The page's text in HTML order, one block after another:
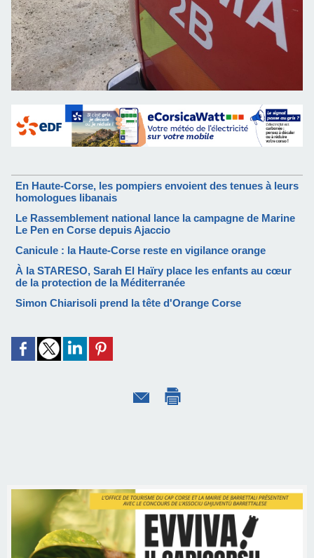
En Haute-Corse, les pompiers envoient des tenues à leurs
homologues libanais
Le Rassemblement national lance la campagne de Marine
Le Pen en Corse depuis Ajaccio
Canicule : la Haute-Corse reste en vigilance orange
À la STARESO, Sarah El Haïry place les enfants au cœur
de la protection de la Méditerranée
Simon Chiarisoli prend la tête d'Orange Corse